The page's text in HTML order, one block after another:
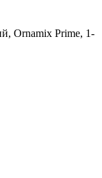
Ornamix Prime, 1-